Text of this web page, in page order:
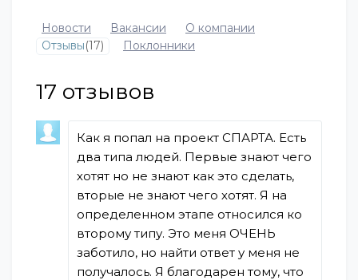
Новости Вакансии
О компании
Отзывы(17) Поклонники
17 отзывов
Как я попал на проект СПАРТА. Есть
два типа людей. Первые знают чего
хотят но не знают как это сделать,
вторые не знают чего хотят. Я на
определенном этапе относился ко
второму типу. Это меня ОЧЕНЬ
заботило, но найти ответ у меня не
получалось. Я благодарен тому, что